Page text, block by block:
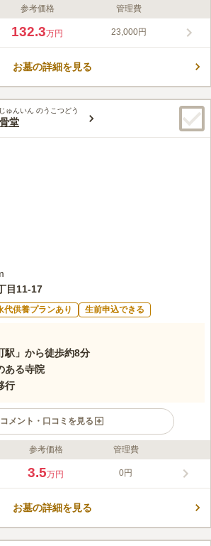
メント
子でも利用可能な平坦な参道を備え、安心してお
は正傅寺住職が執り行い、菩提寺がない方でも安
価されていません。
参考価格 管理費
132.3万円 23,000円
お墓の詳細を見る
ゅんいん のうこつどう
堂
目11-17
代供養プランあり 生前申込できる
駅」から徒歩約8分
ある寺院
行
コメント・口コミを見る
ント
純院 納骨堂は、港区芝浦にある中山身語正宗の寺
院の住職は、都会にいることを忘れさせるような
参考価格 管理費
3.5万円 0円
お墓の詳細を見る